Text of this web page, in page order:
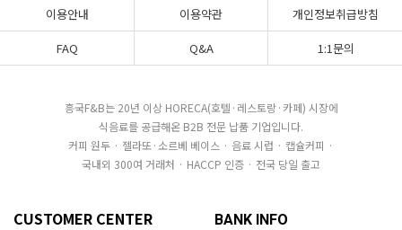
이용안내 이용약관
개인정보취급방침
FAQ
Q&A 1:1문의
흥국F&B는 20년 이상 HORECA(호텔·레스토랑·카페) 시장에
식음료를 공급해온 B2B 전문 납품 기업입니다.
커피 원두 · 젤라또·소르베 베이스 · 음료 시럽 · 캡슐커피 ·
국내외 300여 거래처 · HACCP 인증 · 전국 당일 출고
CUSTOMER CENTER BANK INFO